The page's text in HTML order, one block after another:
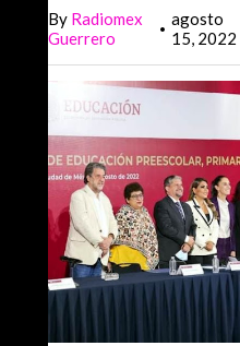
By Radiomex
Guerrero
• agosto
15, 2022